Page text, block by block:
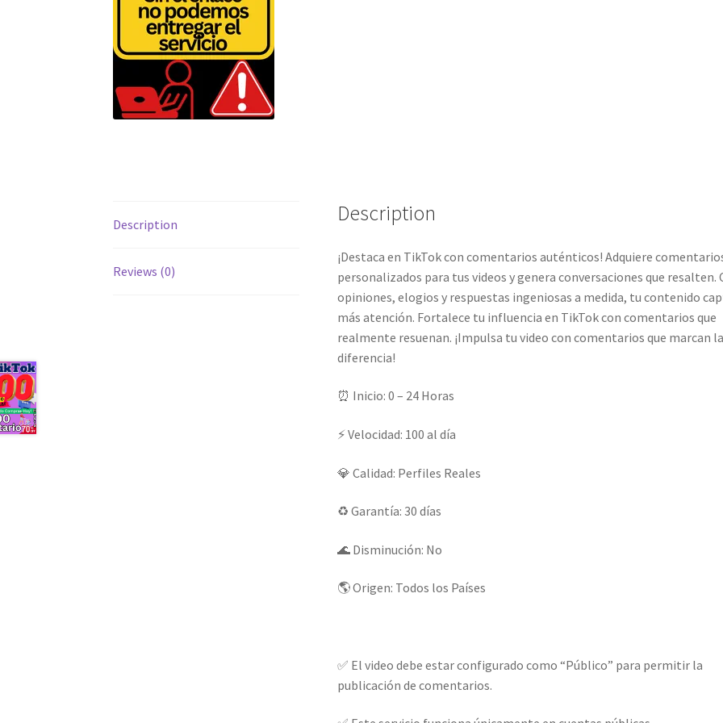
Description
Reviews (0)
Description
¡Destaca en TikTok con comentarios auténticos! Adquiere
personalizados para tus videos y genera conversaciones que resalten.
opiniones, elogios y respuestas ingeniosas a medida, tu contenido
más atención. Fortalece tu influencia en TikTok con comentarios que
realmente resuenan. ¡Impulsa tu video con comentarios que marcan la
diferencia!
⏰ Inicio: 0 – 24 Horas
⚡ Velocidad: 100 al día
💎 Calidad: Perfiles Reales
♻️ Garantía: 30 días
🌊 Disminución: No
🌎 Origen: Todos los Países
✅ El video debe estar configurado como “Público” para permitir la
publicación de comentarios.